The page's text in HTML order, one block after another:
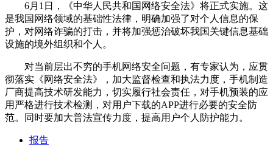
6月1日，《中华人民共和国网络安全法》将正式实施。这
是我国网络领域的基础性法律，明确加强了对个人信息的保
护，对网络诈骗的打击，并将加强惩治破坏我国关键信息基础
设施的境外组织和个人。
对当前层出不穷的手机网络安全问题，有专家认为，应贯
彻落实《网络安全法》，加大监督检查和执法力度，手机制造
厂商提高技术研发能力，切实履行社会责任，对手机预装的应
用严格进行技术检测，对用户下载的APP进行必要的安全防
范。同时要加大普法宣传力度，提高用户个人防护能力。
报告